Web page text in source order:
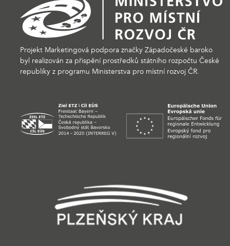
Projekt Marketingová podpora značky Západočeské baroko
byl realizován za přispění prostředků státního rozpočtu České
republiky z programu Ministerstva pro místní rozvoj ČR.